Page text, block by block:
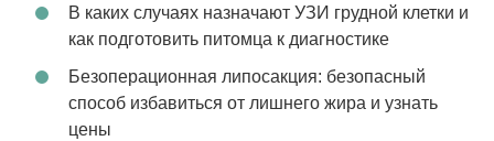
В каких случаях назначают УЗИ грудной клетки и
как подготовить питомца к диагностике
Безоперационная липосакция: безопасный
способ избавиться от лишнего жира и узнать
цены